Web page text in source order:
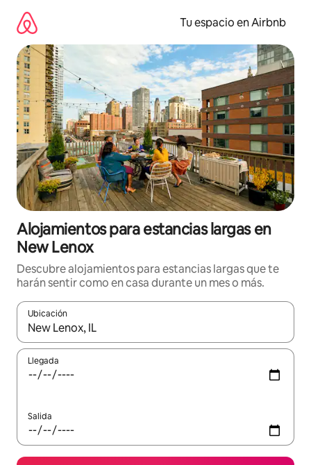
contenido
Tu espacio en Airbnb
Alojamientos para estancias largas en
New Lenox
Descubre alojamientos para estancias largas que te
harán sentir como en casa durante un mes o más.
Ubicación
Cuando los resultados estén disponibles, podrás navegar
Llegada
Salida